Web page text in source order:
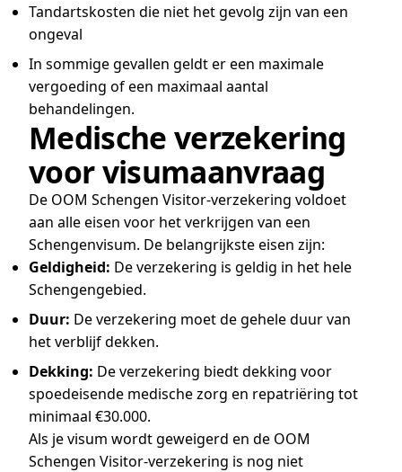
Tandartskosten die niet het gevolg zijn van een
ongeval
In sommige gevallen geldt er een maximale
vergoeding of een maximaal aantal
behandelingen.
Medische verzekering
voor visumaanvraag
De OOM Schengen Visitor-verzekering voldoet
aan alle eisen voor het verkrijgen van een
Schengenvisum. De belangrijkste eisen zijn:
Geldigheid: De verzekering is geldig in het hele
Schengengebied.
Duur: De verzekering moet de gehele duur van
het verblijf dekken.
Dekking: De verzekering biedt dekking voor
spoedeisende medische zorg en repatriëring tot
minimaal €30.000.
Als je visum wordt geweigerd en de OOM
Schengen Visitor-verzekering is nog niet